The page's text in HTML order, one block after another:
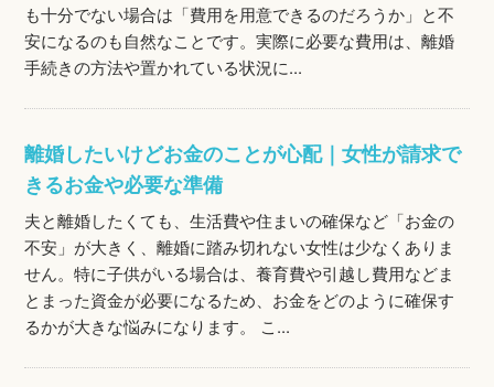
も十分でない場合は「費用を用意できるのだろうか」と不
安になるのも自然なことです。実際に必要な費用は、離婚
手続きの方法や置かれている状況に...
離婚したいけどお金のことが心配｜女性が請求で
きるお金や必要な準備
夫と離婚したくても、生活費や住まいの確保など「お金の
不安」が大きく、離婚に踏み切れない女性は少なくありま
せん。特に子供がいる場合は、養育費や引越し費用などま
とまった資金が必要になるため、お金をどのように確保す
るかが大きな悩みになります。 こ...